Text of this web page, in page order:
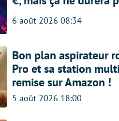
6 août 2026 08:34
Bon plan aspirateur
Pro et sa station
remise sur Amazon !
5 août 2026 18:00